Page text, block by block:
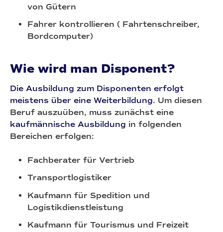
von Gütern
Fahrer kontrollieren ( Fahrtenschreiber,
Bordcomputer)
Wie wird man Disponent?
Die Ausbildung zum Disponenten erfolgt
meistens über eine Weiterbildung. Um diesen
Beruf auszuüben, muss zunächst eine
kaufmännische Ausbildung in folgenden
Bereichen erfolgen:
Fachberater für Vertrieb
Transportlogistiker
Kaufmann für Spedition und
Logistikdienstleistung
Kaufmann für Tourismus und Freizeit